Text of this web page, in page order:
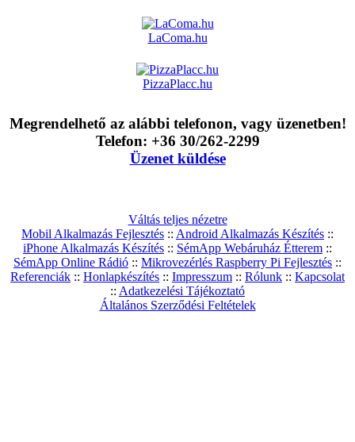
LaComa.hu
PizzaPlacc.hu
Megrendelhető az alábbi telefonon, vagy üzenetben!
Telefon: +36 30/262-2299
Üzenet küldése
Váltás teljes nézetre
Mobil Alkalmazás Fejlesztés :: Android Alkalmazás Készítés ::
iPhone Alkalmazás Készítés :: SémApp Webáruház Étterem ::
SémApp Online Rádió :: Mikrovezérlés Raspberry Pi Fejlesztés ::
Referenciák :: Honlapkészítés :: Impresszum :: Rólunk :: Kapcsolat
:: Adatkezelési Tájékoztató
Általános Szerződési Feltételek